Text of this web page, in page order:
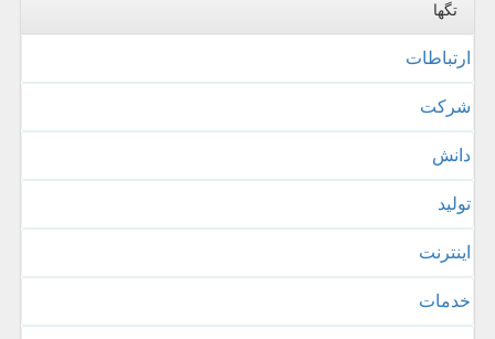
تگها
ارتباطات
شركت
دانش
تولید
اینترنت
خدمات